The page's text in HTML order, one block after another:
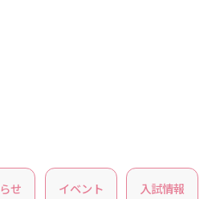
せ イベント 入試情報